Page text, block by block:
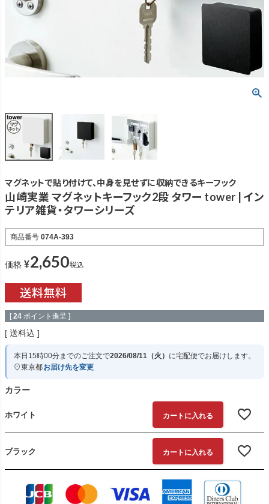
マグネットで貼り付けて、中身を見せずに収納できるキーフック
山崎実業 マグネットキーフック2段 タワー tower | イン
テリア雑貨・タワーシリーズ
商品番号 074A-393
価格 ¥2,650税込
[ 24 ポイント進呈 ]
送料込
本日 15時00分までのご注文で2026/08/11（火） に宅配便でお届けします。
東京都お届け先を変更
カラー
ホワイト カートに入れる
ブラック カートに入れる